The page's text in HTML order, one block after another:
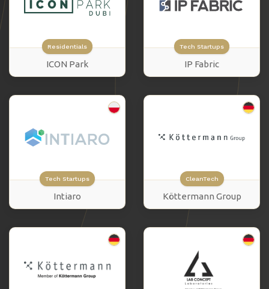
Residentials
ICON Park
Tech Startups
IP Fabric
Tech Startups
Intiaro
CleanTech
Köttermann Group